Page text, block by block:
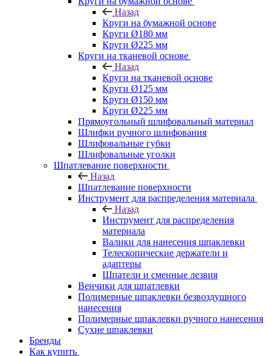
Назад
Круги на бумажной основе
Круги Ø180 мм
Круги Ø225 мм
Круги на тканевой основе
Назад
Круги на тканевой основе
Круги Ø125 мм
Круги Ø150 мм
Круги Ø225 мм
Прямоугольный шлифовальный материал
Шлифки ручного шлифования
Шлифовальные губки
Шлифовальные уголки
Шпатлевание поверхности
Назад
Шпатлевание поверхности
Инструмент для распределения материала
Назад
Инструмент для распределения
материала
Валики для нанесения шпаклевки
Телескопические держатели и
адаптеры
Шпатели и сменные лезвия
Венчики для шпатлевки
Полимерные шпаклевки безвоздушного
нанесения
Полимерные шпаклевки ручного нанесения
Сухие шпаклевки
Бренды
Как купить